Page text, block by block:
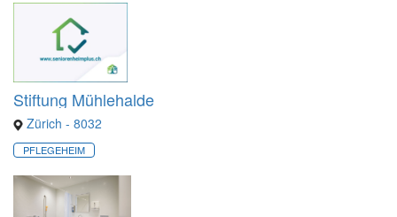
Stiftung Mühlehalde
Zürich - 8032
PFLEGEHEIM